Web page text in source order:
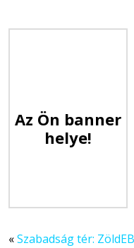
Az Ön banner
helye!
«Szabadság tér: